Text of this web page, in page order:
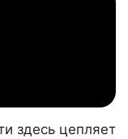
здесь цепляет